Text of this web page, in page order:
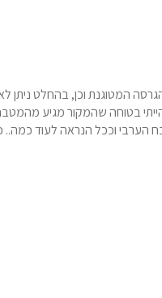
המטוגנת וכן, בהחלט ניתן
בטוחה שהמקור מגיע
הערבי וככל הנראה לעוד כמה..